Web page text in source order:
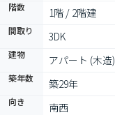
階数 1階 / 2階建
間取り 3DK
建物 アパート (木造)
築年数 築29年
向き 南西